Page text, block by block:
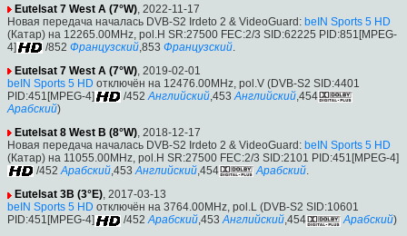
Eutelsat 7 West A (7°W) , 2022-11-17
Новая передача началась DVB-S2 Irdeto 2 & VideoGuard: beIN Sports 5 HD
(Катар) на 12265.00MHz, pol.H SR:27500 FEC:2/3 SID:62225 PID:851[MPEG-
4]
/852 Французский ,853 Французский
Eutelsat 7 West A (7°W), 2019-02-01
beIN Sports 5 HD отключён на 12476.00MHz, pol.V (DVB-S2 SID:4401
PID:451[MPEG-4]
/452 Английский,453 Английский,454
Арабский)
Eutelsat 8 West B (8°W), 2018-12-17
Новая передача началась DVB-S2 Irdeto 2 & VideoGuard: beIN Sports 5 HD
(Катар) на 11055.00MHz, pol.H SR:27500 FEC:2/3 SID:2101 PID:451[MPEG-4]
/452 Арабский,453 Английский,454 Арабский.
Eutelsat 3B (3°E), 2017-03-13
beIN Sports 5 HD отключён на 3764.00MHz, pol.L (DVB-S2 SID:10601
PID:451[MPEG-4]
/452 Арабский,453 Английский,454 Арабский)